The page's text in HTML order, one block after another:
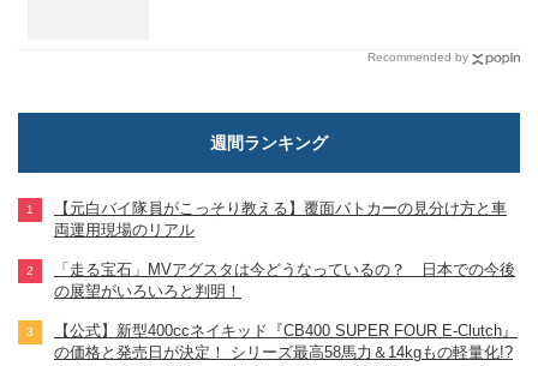
Recommended by
週間ランキング
【元白バイ隊員がこっそり教える】覆面パトカーの見分け方と車
両運用現場のリアル
「走る宝石」MVアグスタは今どうなっているの？ 日本での今後
の展望がいろいろと判明！
【公式】新型400ccネイキッド『CB400 SUPER FOUR E-Clutch』
の価格と発売日が決定！ シリーズ最高58馬力＆14kgもの軽量化!?